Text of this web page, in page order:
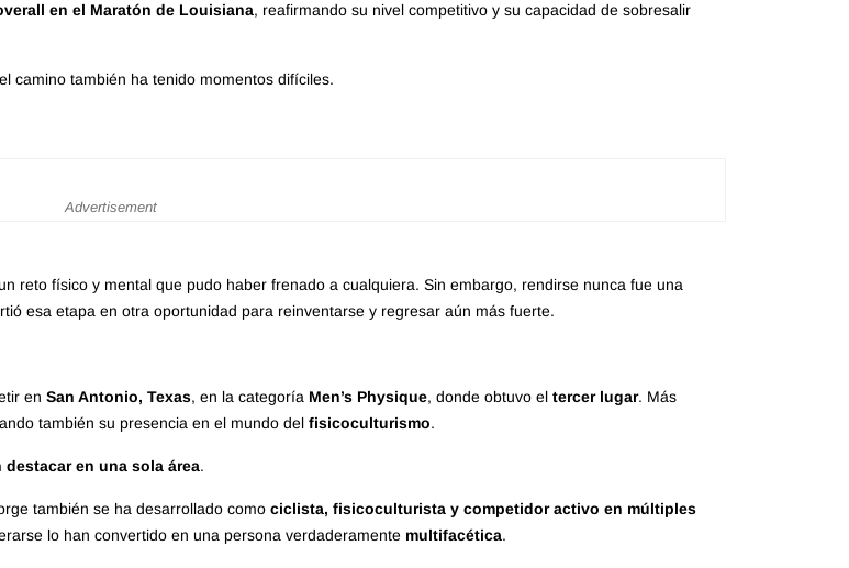
en el Maratón de Louisiana, reafirmando su nivel competitivo y su capacidad de sobresalir
camino también ha tenido momentos difíciles.
Advertisement
reto físico y mental que pudo haber frenado a cualquiera. Sin embargo, rendirse nunca fue una
esa etapa en otra oportunidad para reinventarse y regresar aún más fuerte.
en San Antonio, Texas, en la categoría Men’s Physique, donde obtuvo el tercer lugar. Más
también su presencia en el mundo del fisicoculturismo.
en una sola área.
también se ha desarrollado como ciclista, fisicoculturista y competidor activo en múltiples
lo han convertido en una persona verdaderamente multifacética.